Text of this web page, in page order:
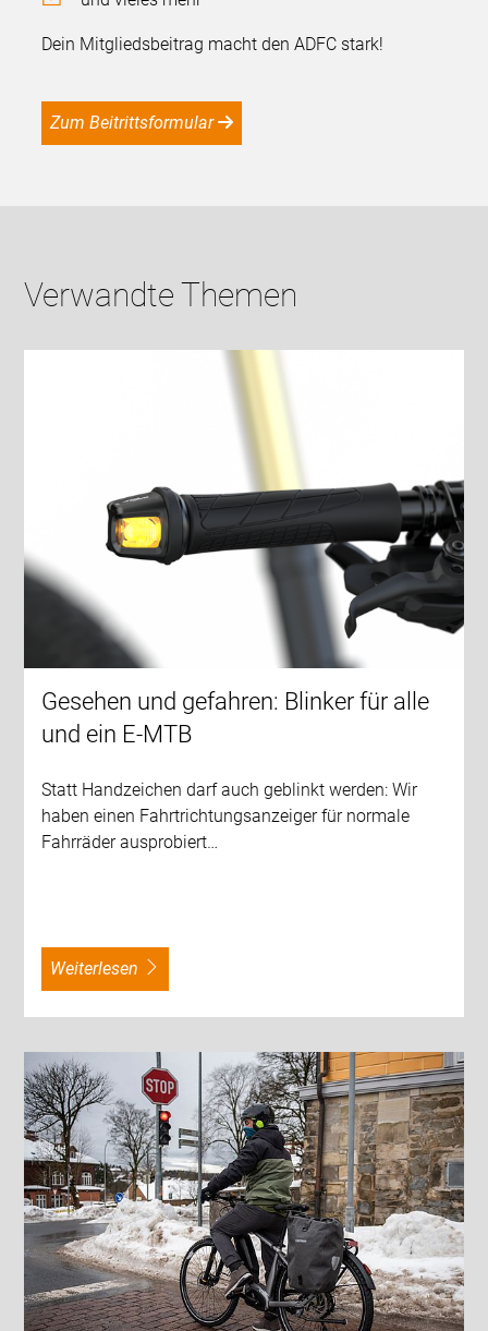
Dein Mitgliedsbeitrag macht den ADFC stark!
Zum Beitrittsformular
Verwandte Themen
Gesehen und gefahren: Blinker für alle
und ein E-MTB
Statt Handzeichen darf auch geblinkt werden: Wir
haben einen Fahrtrichtungsanzeiger für normale
Fahrräder ausprobiert…
weiterlesen